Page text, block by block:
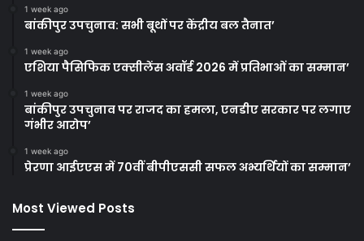
1 week ago
बांकीपुर उपचुनाव: सभी बूथों पर केंद्रीय बल तैनात’
1 week ago
एशिया पैसिफिक एक्सीलेंस अवॉर्ड 2026 में प्रतिभाओं का सम्मान’
1 week ago
बांकीपुर उपचुनाव पर राजद का हमला, एनडीए सरकार पर लगाए
गंभीर आरोप’
1 week ago
प्रेरणा आईएएस में 70वीं बीपीएससी सफल अभ्यर्थियों का सम्मान’
Most Viewed Posts